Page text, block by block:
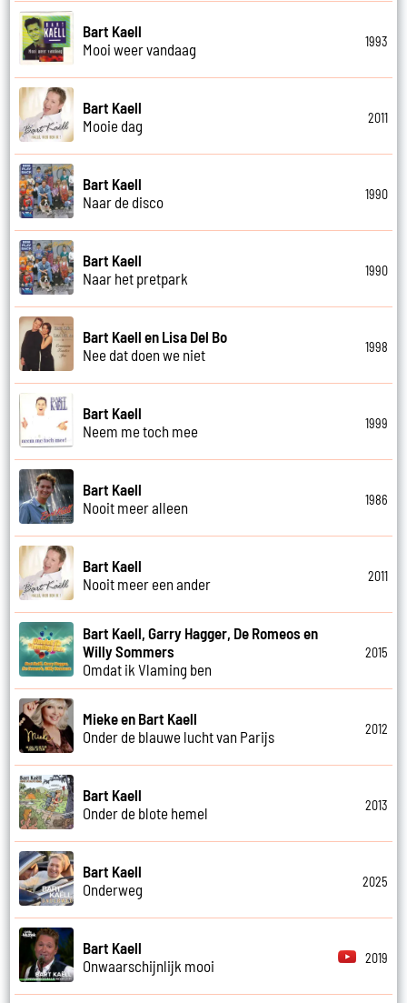
Bart Kaell
Mooi weer vandaag
1993
Bart Kaell
Mooie dag
2011
Bart Kaell
Naar de disco
1990
Bart Kaell
Naar het pretpark
1990
Bart Kaell en Lisa Del Bo
Nee dat doen we niet
1998
Bart Kaell
Neem me toch mee
1999
Bart Kaell
Nooit meer alleen
1986
Bart Kaell
Nooit meer een ander
2011
Bart Kaell, Garry Hagger, De Romeos en
Willy Sommers
Omdat ik Vlaming ben
2015
Mieke en Bart Kaell
Onder de blauwe lucht van Parijs
2012
Bart Kaell
Onder de blote hemel
2013
Bart Kaell
Onderweg
2025
Bart Kaell
Onwaarschijnlijk mooi
2019